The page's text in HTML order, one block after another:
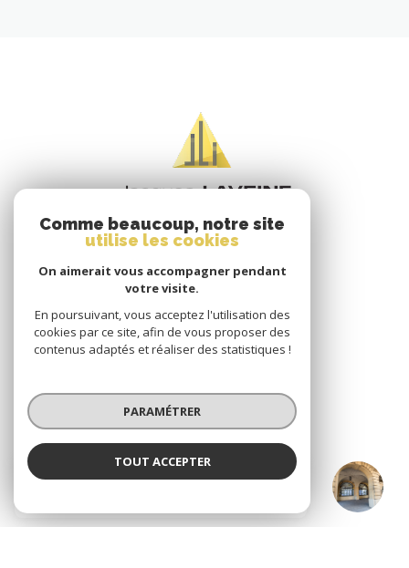
JACQUES LAVEINE IMMOBILIER METZ
VOTRE ESPACE
Espace propriétaire
SE CONNECTER
Comme beaucoup, notre site
utilise les cookies
On aimerait vous accompagner pendant
votre visite.
En poursuivant, vous acceptez l'utilisation des
cookies par ce site, afin de vous proposer des
contenus adaptés et réaliser des statistiques !
PARAMÉTRER
TOUT ACCEPTER